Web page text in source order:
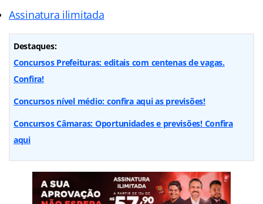
Assinatura ilimitada
Destaques:
Concursos Prefeituras: editais com centenas de vagas.
Confira!
Concursos nível médio: confira aqui as previsões!
Concursos Câmaras: Oportunidades e previsões! Confira
aqui